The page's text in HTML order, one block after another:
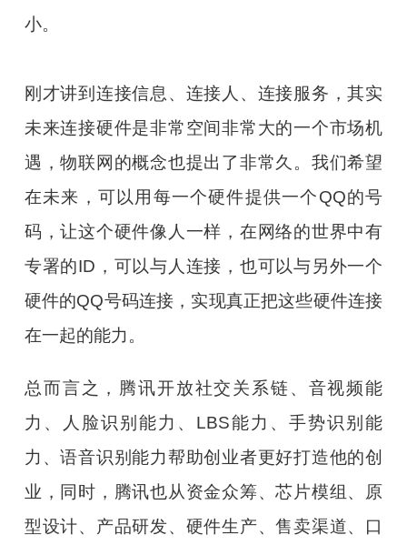
小。
刚才讲到连接信息、连接人、连接服务，其实
未来连接硬件是非常空间非常大的一个市场机
遇，物联网的概念也提出了非常久。我们希望
在未来，可以用每一个硬件提供一个QQ的号
码，让这个硬件像人一样，在网络的世界中有
专署的ID，可以与人连接，也可以与另外一个
硬件的QQ号码连接，实现真正把这些硬件连接
在一起的能力。
总而言之，腾讯开放社交关系链、音视频能
力、人脸识别能力、LBS能力、手势识别能
力、语音识别能力帮助创业者更好打造他的创
业，同时，腾讯也从资金众筹、芯片模组、原
型设计、产品研发、硬件生产、售卖渠道、口